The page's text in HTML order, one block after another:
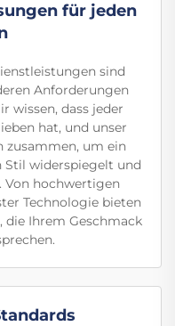
für jeden
sind
Anforderungen
wissen, dass jeder
hat, und unser
zusammen, um ein
Stil widerspiegelt und
Von hochwertigen
Technologie bieten
die Ihrem Geschmack